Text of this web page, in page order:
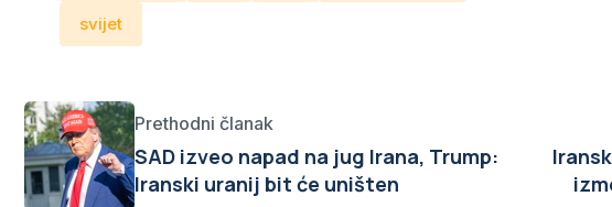
svijet
Prethodni članak
SAD izveo napad na jug Irana, Trump:
Iranski uranij bit će uništen